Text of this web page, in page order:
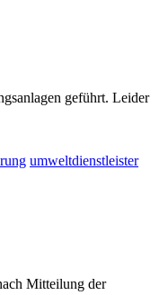
geführt. Leider
umweltdienstleister
Mitteilung der